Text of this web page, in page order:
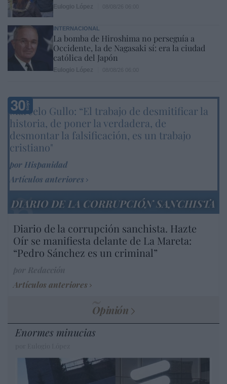
INTERNACIONAL
La bomba de Hiroshima no perseguía a
Occidente, la de Nagasaki sí: era la ciudad
católica del Japón
Marcelo Gullo: “El trabajo de desmitificar la
historia, de poner la verdadera, de
desmontar la falsificación, es un trabajo
cristiano"
por Hispanidad
Artículos anteriores
DIARIO DE LA CORRUPCIÓN SANCHISTA
Diario de la corrupción sanchista. Hazte
Oír se manifiesta delante de La Mareta:
“Pedro Sánchez es un criminal”
Artículos anteriores
Opinión
Enormes minucias